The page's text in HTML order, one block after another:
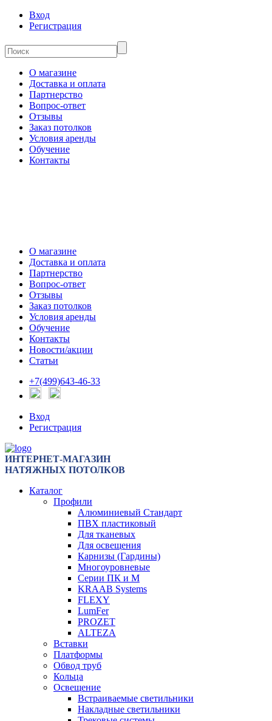
Вход
Регистрация
О магазине
Доставка и оплата
Партнерство
Вопрос-ответ
Отзывы
Заказ потолков
Условия аренды
Обучение
Контакты
О магазине
Доставка и оплата
Партнерство
Вопрос-ответ
Отзывы
Заказ потолков
Условия аренды
Обучение
Контакты
Новости/акции
Статьи
+7(499)643-46-33
Вход
Регистрация
ИНТЕРНЕТ-МАГАЗИН
НАТЯЖНЫХ ПОТОЛКОВ
Каталог
Профили
Алюминиевый Стандарт
ПВХ пластиковый
Для тканевых
Для освещения
Карнизы (Гардины)
Многоуровневые
Серии ПК и М
KRAAB Systems
FLEXY
LumFer
PROZET
ALTEZA
Вставки
Платформы
Обвод труб
Кольца
Освещение
Встраиваемые светильники
Накладные светильники